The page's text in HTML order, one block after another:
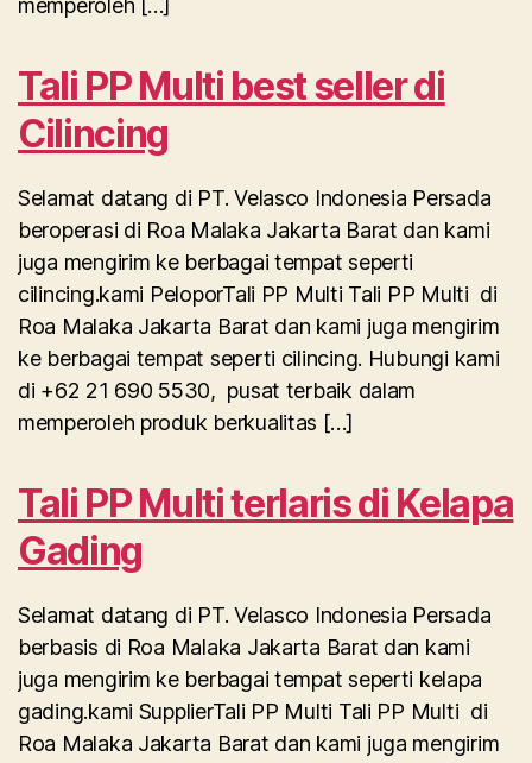
memperoleh […]
Tali PP Multi best seller di
Cilincing
Selamat datang di PT. Velasco Indonesia Persada
beroperasi di Roa Malaka Jakarta Barat dan kami
juga mengirim ke berbagai tempat seperti
cilincing.kami PeloporTali PP Multi Tali PP Multi di
Roa Malaka Jakarta Barat dan kami juga mengirim
ke berbagai tempat seperti cilincing. Hubungi kami
di +62 21 690 5530, pusat terbaik dalam
memperoleh produk berkualitas […]
Tali PP Multi terlaris di Kelapa
Gading
Selamat datang di PT. Velasco Indonesia Persada
berbasis di Roa Malaka Jakarta Barat dan kami
juga mengirim ke berbagai tempat seperti kelapa
gading.kami SupplierTali PP Multi Tali PP Multi di
Roa Malaka Jakarta Barat dan kami juga mengirim